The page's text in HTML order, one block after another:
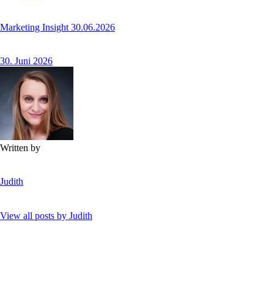
Marketing Insight 30.06.2026
30. Juni 2026
Written by
Judith
View all posts by Judith